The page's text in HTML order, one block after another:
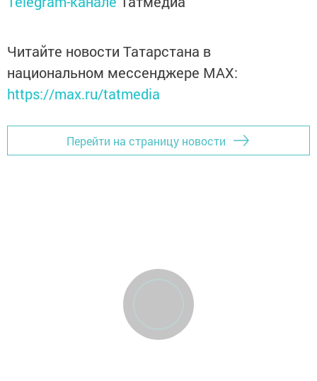
Читайте новости Татарстана в
национальном мессенджере MАХ:
https://max.ru/tatmedia
Перейти на страницу новости